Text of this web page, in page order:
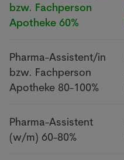
bzw. Fachperson
Apotheke 60%
Pharma-Assistent/in
bzw. Fachperson
Apotheke 80-100%
Pharma-Assistent
(w/m) 60-80%